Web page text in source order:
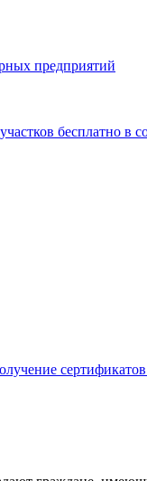
предприятий
бесплатно в